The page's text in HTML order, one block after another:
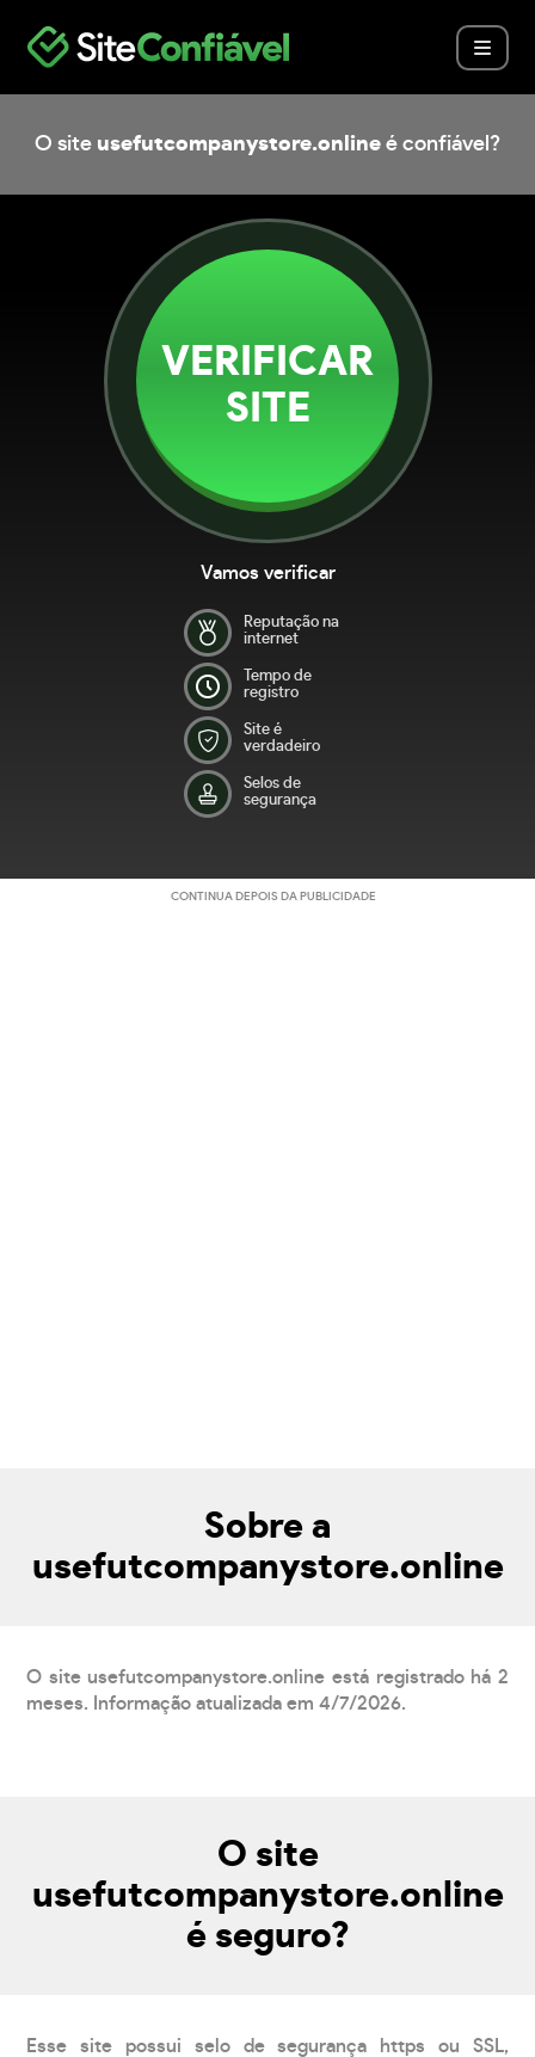
O site usefutcompanystore.online é confiável?
VERIFICAR
SITE
Vamos verificar
Reputação na
internet
Tempo de
registro
Site é
verdadeiro
Selos de
segurança
CONTINUA DEPOIS DA PUBLICIDADE
Sobre a
usefutcompanystore.online
O site usefutcompanystore.online está registrado há 2
meses. Informação atualizada em 4/7/2026.
O site
usefutcompanystore.online
é seguro?
Esse site possui selo de segurança https ou SSL,